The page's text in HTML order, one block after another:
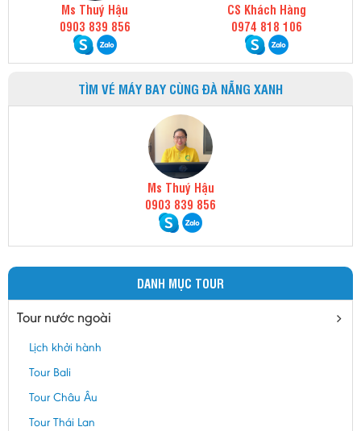
Ms Thuý Hậu
0903 839 856
CS Khách Hàng
0974 818 106
TÌM VÉ MÁY BAY CÙNG ĐÀ NẴNG XANH
Ms Thuý Hậu
0903 839 856
DANH MỤC TOUR
Tour nước ngoài
Lịch khởi hành
Tour Bali
Tour Châu Âu
Tour Thái Lan